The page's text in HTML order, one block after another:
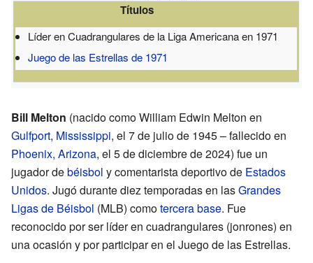
Títulos
Líder en Cuadrangulares de la Liga Americana en 1971
Juego de las Estrellas de 1971
Bill Melton (nacido como William Edwin Melton en
Gulfport, Mississippi, el 7 de julio de 1945 – fallecido en
Phoenix, Arizona, el 5 de diciembre de 2024) fue un
jugador debéisbol y comentarista deportivo de Estados
Unidos. Jugó durante diez temporadas en lasGrandes
Ligas de Béisbol (MLB) comotercera base. Fue
reconocido por ser líder en cuadrangulares (jonrones) en
una ocasión y por participar en el Juego de las Estrellas.